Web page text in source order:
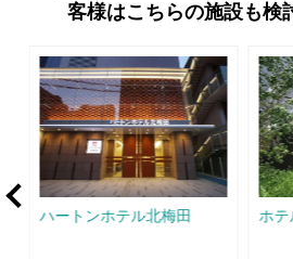
客様はこちらの施設も検
ハートンホテル北梅田 ホテ